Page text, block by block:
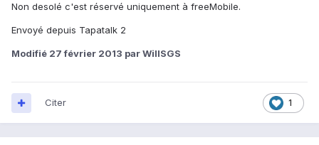
Non desolé c'est réservé uniquement à freeMobile.
Envoyé depuis Tapatalk 2
Modifié 27 février 2013 par WillSGS
1
Citer